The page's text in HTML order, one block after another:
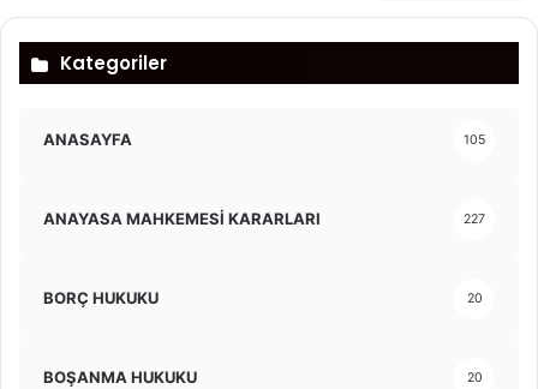
Kategoriler
ANASAYFA 105
ANAYASA MAHKEMESİ KARARLARI 227
BORÇ HUKUKU 20
BOŞANMA HUKUKU 20